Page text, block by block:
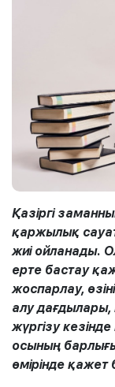
Қазіргі
қаржылық
жиі ойланады.
ерте бастау
жоспарлау,
алу
жүргізу
осының
өмірінде